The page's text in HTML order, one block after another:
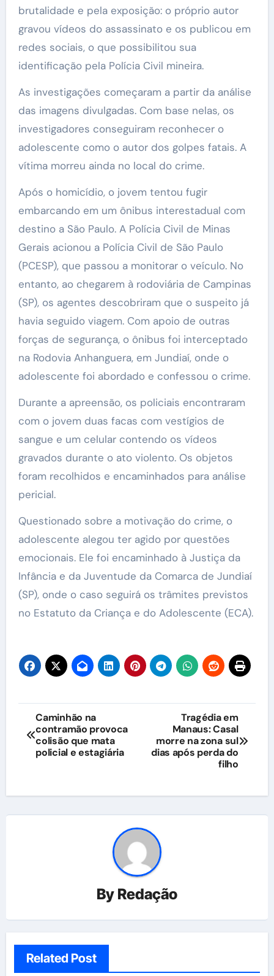
brutalidade e pela exposição: o próprio autor
gravou vídeos do assassinato e os publicou em
redes sociais, o que possibilitou sua
identificação pela Polícia Civil mineira.
As investigações começaram a partir da análise
das imagens divulgadas. Com base nelas, os
investigadores conseguiram reconhecer o
adolescente como o autor dos golpes fatais. A
vítima morreu ainda no local do crime.
Após o homicídio, o jovem tentou fugir
embarcando em um ônibus interestadual com
destino a São Paulo. A Polícia Civil de Minas
Gerais acionou a Polícia Civil de São Paulo
(PCESP), que passou a monitorar o veículo. No
entanto, ao chegarem à rodoviária de Campinas
(SP), os agentes descobriram que o suspeito já
havia seguido viagem. Com apoio de outras
forças de segurança, o ônibus foi interceptado
na Rodovia Anhanguera, em Jundiaí, onde o
adolescente foi abordado e confessou o crime.
Durante a apreensão, os policiais encontraram
com o jovem duas facas com vestígios de
sangue e um celular contendo os vídeos
gravados durante o ato violento. Os objetos
foram recolhidos e encaminhados para análise
pericial.
Questionado sobre a motivação do crime, o
adolescente alegou ter agido por questões
emocionais. Ele foi encaminhado à Justiça da
Infância e da Juventude da Comarca de Jundiaí
(SP), onde o caso seguirá os trâmites previstos
no Estatuto da Criança e do Adolescente (ECA).
Navegação
de
Post
Caminhão na
contramão provoca
colisão que mata
policial e estagiária
Tragédia em
Manaus: Casal
morre na zona sul
dias após perda do
filho
By Redação
Related Post